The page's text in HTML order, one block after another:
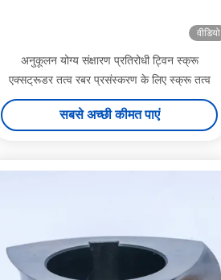
वीडियो
अनुकूलन योग्य संक्षारण प्रतिरोधी ट्विन स्क्रू
एक्सट्रूडर तत्व रबर प्रसंस्करण के लिए स्क्रू तत्व
सबसे अच्छी कीमत पाएं